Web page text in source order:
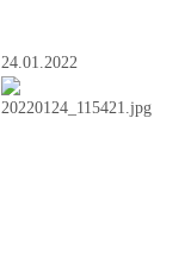
24.01.2022